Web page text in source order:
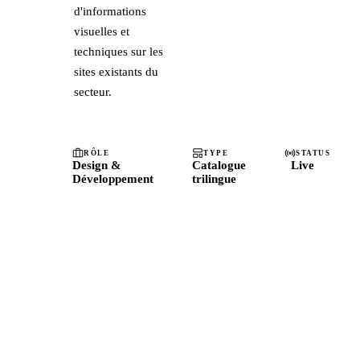
d'informations
visuelles et
techniques sur les
sites existants du
secteur.
RÔLE
Design &
Développement
TYPE
Catalogue
trilingue
STATUS
Live